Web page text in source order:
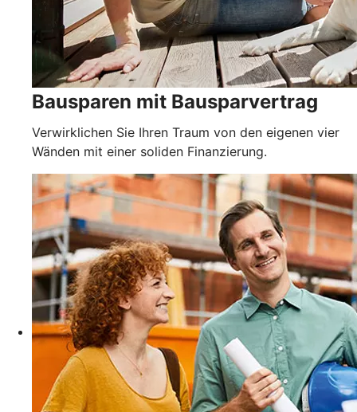
Bausparen mit Bausparvertrag
Verwirklichen Sie Ihren Traum von den eigenen vier
Wänden mit einer soliden Finanzierung.